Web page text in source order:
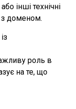
інші технічні
з доменом.
роль в
на те, що